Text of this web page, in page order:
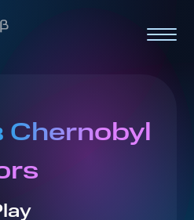
Chernobyl